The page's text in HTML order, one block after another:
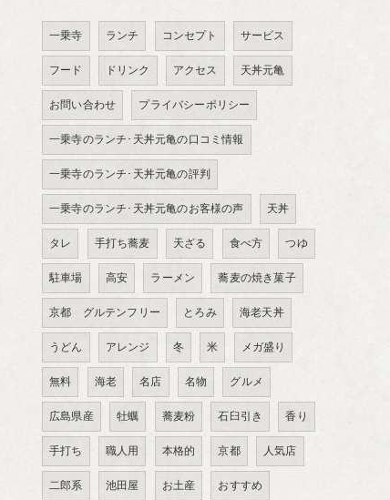
一乗寺 ランチ コンセプト サービス
フード ドリンク アクセス 天丼元亀
お問い合わせ プライバシーポリシー
一乗寺のランチ･天丼元亀の口コミ情報
一乗寺のランチ･天丼元亀の評判
一乗寺のランチ･天丼元亀のお客様の声 天丼
タレ 手打ち蕎麦 天ざる 食べ方 つゆ
駐車場 高安 ラーメン 蕎麦の焼き菓子
京都 グルテンフリー とろみ 海老天丼
うどん アレンジ 冬 米 メガ盛り
無料 海老 名店 名物 グルメ
広島県産 牡蠣 蕎麦粉 石臼引き 香り
手打ち 職人用 本格的 京都 人気店
二郎系 池田屋 お土産 おすすめ